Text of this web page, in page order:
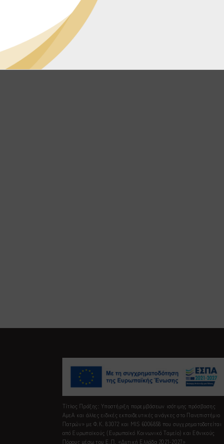
Τίτλος Πράξης: Υποστήριξη παρεμβάσεων ισότιμης πρόσβασης
ΑμεΑ και άλλες ειδικές εκπαιδευτικές ανάγκες στο Πανεπιστήμιο
Πατρών» με Φ.Κ. 83072 και MIS 6006858 που συγχρηματοδοτείται
από Ευρωπαϊκούς (Ευρωπαϊκό Κοινωνικό Ταμείο) και Εθνικούς
Πόρους μέσω του Ε.Π. «Δυτική Ελλάδα 2021-2027»